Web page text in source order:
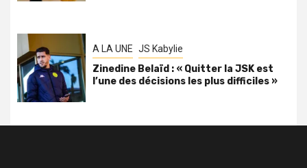
A LA UNE JS Kabylie
Zinedine Belaïd : « Quitter la JSK est
l’une des décisions les plus difficiles »